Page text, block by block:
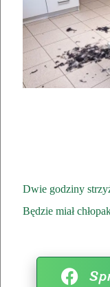
Dwie godziny
Będzie miał